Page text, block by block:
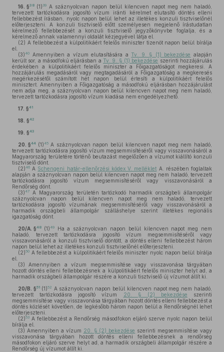
16. §38 (1) 39 A száznyolcvan napon belül kilencven napot meg nem haladó,
tervezett tartózkodásra jogosító vízum iránti kérelmet elutasító döntés elleni
fellebbezést írásban, nyolc napon belül lehet az illetékes konzuli tisztviselőnél
előterjeszteni. A konzuli tisztviselő előtt személyesen megjelenő írástudatlan
kérelmező fellebbezését a konzuli tisztviselő jegyzőkönyvbe foglalja, és a
kérelmező annak valamennyi oldalát kézjegyével látja el.
(2) A fellebbezést a külpolitikáért felelős miniszter tizenöt napon belül bírálja
el.
(3)40 Amennyiben a vízum elutasítására a Tv. 9. § (1) bekezdése alapján
került sor, a másodfokú eljárásban a Tv. 9. § (1) bekezdése szerinti hozzájárulás
érdekében a külpolitikáért felelős miniszter a Főigazgatóságot megkeresi. A
hozzájárulás megadásáról vagy megtagadásáról a Főigazgatóság a megkeresés
megérkezésétől számított hét napon belül értesíti a külpolitikáért felelős
minisztert. Amennyiben a Főigazgatóság a másodfokú eljárásban hozzájárulást
nem adja meg, a száznyolcvan napon belül kilencven napot meg nem haladó,
tervezett tartózkodásra jogosító vízum kiadása nem engedélyezhető.
17. §41
18. §42
19. §43
20. §44 (1)45A száznyolcvan napon belül kilencven napot meg nem haladó,
tervezett tartózkodásra jogosító vízum megsemmisítéséről vagy visszavonásáról a
Magyarország területére történő beutazást megelőzően a vízumot kiállító konzuli
tisztviselő dönt.
(2)46 A Schengeni határ-ellenőrzési kódex V. melléklet A. részében foglaltak
alapján a száznyolcvan napon belül kilencven napot meg nem haladó, tervezett
tartózkodásra jogosító vízum megsemmisítéséről vagy visszavonásáról a
Rendőrség dönt.
(3)47
A Magyarország területén tartózkodó harmadik országbeli állampolgár
száznyolcvan napon belül kilencven napot meg nem haladó, tervezett
tartózkodásra jogosító vízumának megsemmisítéséről vagy visszavonásáról a
harmadik országbeli állampolgár szálláshelye szerint illetékes regionális
igazgatóság dönt.
20/A. §48 (1)49Ha a száznyolcvan napon belül kilencven napot meg nem
haladó, tervezett tartózkodásra jogosító vízum megsemmisítéséről vagy
visszavonásáról a konzuli tisztviselő döntött, a döntés elleni fellebbezést három
napon belül lehet az illetékes konzuli tisztviselőnél előterjeszteni.
(2)50 A fellebbezést a külpolitikáért felelős miniszter nyolc napon belül bírálja
el.
(3) Amennyiben a vízum megsemmisítése vagy visszavonása tárgyában
hozott döntés elleni fellebbezésnek a külpolitikáért felelős miniszter helyt ad, a
harmadik országbeli állampolgár részére a konzuli tisztviselő új vízumot állít ki.
20/B. §51 (1)52 A száznyolcvan napon belül kilencven napot meg nem haladó,
tervezett tartózkodásra jogosító vízum
20. § (2) bekezdése szerinti
megsemmisítése vagy visszavonása tárgyában hozott döntés elleni fellebbezést a
döntés közlését követően, de legkésőbb három napon belül a Rendőrségnél lehet
előterjeszteni.
(2)53 A fellebbezést a Rendőrség másodfokon eljáró szerve nyolc napon belül
bírálja el.
(3) Amennyiben a vízum 20. § (2) bekezdése szerinti megsemmisítése vagy
visszavonása tárgyában hozott döntés elleni fellebbezésnek a rendőrség
másodfokon eljáró szerve helyt ad, a harmadik országbeli állampolgár részére a
Rendőrség új vízumot állít ki.